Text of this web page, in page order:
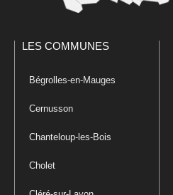
LES COMMUNES
Bégrolles-en-Mauges
Cernusson
Chanteloup-les-Bois
Cholet